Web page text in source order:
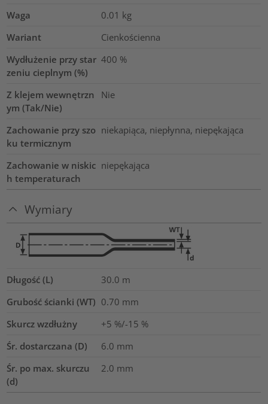
Waga
0.01 kg
Wariant
Cienkościenna
Wydłużenie przy star
zeniu cieplnym (%)
400 %
Z klejem wewnętrzn
ym (Tak/Nie)
Nie
Zachowanie przy szo
ku termicznym
niekapiąca, niepłynna, niepękająca
Zachowanie w niskic
h temperaturach
niepękająca
Wymiary
Długość (L) 30.0 m
Grubość ścianki (WT) 0.70 mm
Skurcz wzdłużny
+5 %/-15 %
Śr. dostarczana (D)
6.0 mm
Śr. po max. skurczu
(d)
2.0 mm